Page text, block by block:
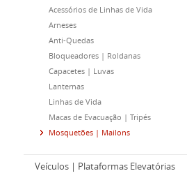
Acessórios de Linhas de Vida
Arneses
Anti-Quedas
Bloqueadores | Roldanas
Capacetes | Luvas
Lanternas
Linhas de Vida
Macas de Evacuação | Tripés
Mosquetões | Mailons
Veículos | Plataformas Elevatórias